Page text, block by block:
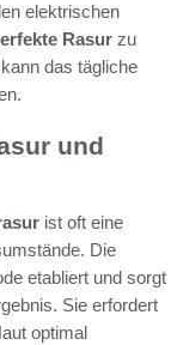
elektrischen
Rasur zu
kann das tägliche
und
ist oft eine
Die
etabliert und sorgt
Sie erfordert
optimal